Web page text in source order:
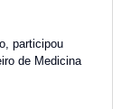
participou
de Medicina